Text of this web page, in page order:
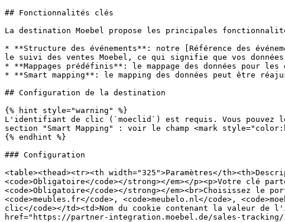
## Fonctionnalités clés
La destination Moebel propose les principales
* **Structure des événements**: notre [Référence des
le suivi des ventes Moebel, ce qui signifie que vos
* **Mappages prédéfinis**: le mappage des données pour
* **Smart mapping**: le mapping des données peut être
## Configuration de la destination
{% hint style="warning" %}
L'identifiant de clic (`moeclid`) est requis. Vous pouvez
section "Smart Mapping" : voir le champ <mark
{% endhint %}
### Configuration
<table><thead><tr><th width="325">Paramètres</
<code>Obligatoire</code></strong></em></p><p>Votre clé
<code>Obligatoire</code></strong></em><br>Choisissez le
<code>meubles.fr</code>, <code>meubelo.nl</code>,
clic</code></td><td>Nom du cookie contenant la valeur
href="https://partner-integration.moebel.de/sales-tracking/